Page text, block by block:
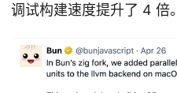
调试构建速度提升了 4 倍。